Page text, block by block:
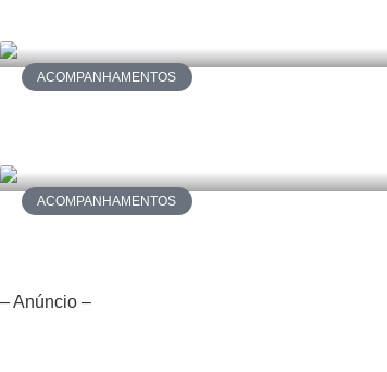
ACOMPANHAMENTOS
ACOMPANHAMENTOS
– Anúncio –